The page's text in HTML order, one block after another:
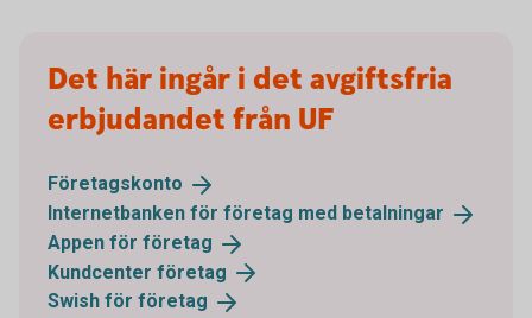
Det här ingår i det avgiftsfria
erbjudandet från UF
Företagskonto
Internetbanken för företag med betalningar
Appen för företag
Kundcenter företag
Swish för företag